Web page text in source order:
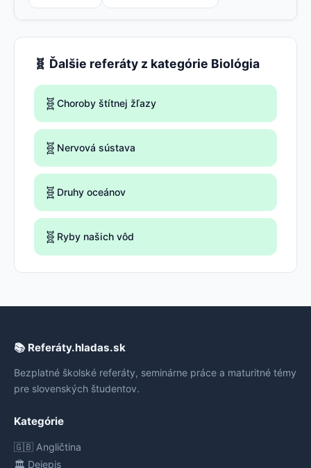
🧬 Ďalšie referáty z kategórie Biológia
🧬 Choroby štítnej žľazy
🧬 Nervová sústava
🧬 Druhy oceánov
🧬 Ryby našich vôd
📚 Referáty.hladas.sk
Bezplatné školské referáty, seminárne práce a maturitné témy
pre slovenských študentov.
Kategórie
🇬🇧 Angličtina
🏛️ Dejepis